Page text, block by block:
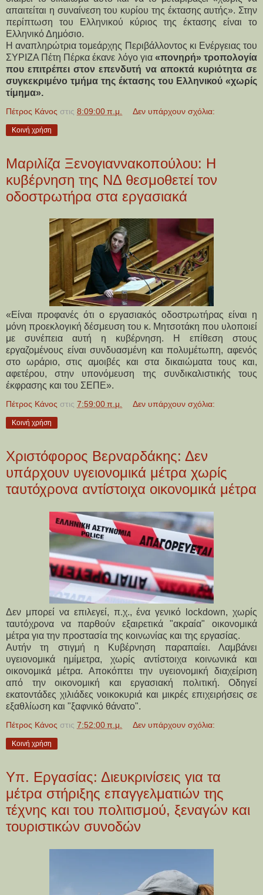
απαιτείται η συναίνεση του κυρίου της έκτασης αυτής». Στην
περίπτωση του Ελληνικού κύριος της έκτασης είναι το
Ελληνικό Δημόσιο.
Η αναπληρώτρια τομεάρχης Περιβάλλοντος κι Ενέργειας του
ΣΥΡΙΖΑ Πέτη Πέρκα έκανε λόγο για «πονηρή» τροπολογία
που επιτρέπει στον επενδυτή να αποκτά κυριότητα σε
συγκεκριμένο τμήμα της έκτασης του Ελληνικού «χωρίς
τίμημα».
Πέτρος Κάνος στις 8:09:00 π.μ. Δεν υπάρχουν σχόλια:
Κοινή χρήση
Μαριλίζα Ξενογιαννακοπούλου: Η
κυβέρνηση της ΝΔ θεσμοθετεί τον
οδοστρωτήρα στα εργασιακά
«Είναι προφανές ότι ο εργασιακός οδοστρωτήρας είναι η
μόνη προεκλογική δέσμευση του κ. Μητσοτάκη που υλοποιεί
με συνέπεια αυτή η κυβέρνηση. Η επίθεση στους
εργαζομένους είναι συνδυασμένη και πολυμέτωπη, αφενός
στο ωράριο, στις αμοιβές και στα δικαιώματα τους και,
αφετέρου, στην υπονόμευση της συνδικαλιστικής τους
έκφρασης και του ΣΕΠΕ».
Πέτρος Κάνος στις 7:59:00 π.μ. Δεν υπάρχουν σχόλια:
Κοινή χρήση
Χριστόφορος Βερναρδάκης: Δεν
υπάρχουν υγειονομικά μέτρα χωρίς
ταυτόχρονα αντίστοιχα οικονομικά μέτρα
Δεν μπορεί να επιλεγεί, π.χ., ένα γενικό lockdown, χωρίς
ταυτόχρονα να παρθούν εξαιρετικά "ακραία" οικονομικά
μέτρα για την προστασία της κοινωνίας και της εργασίας.
Αυτήν τη στιγμή η Κυβέρνηση παραπαίει. Λαμβάνει
υγειονομικά ημίμετρα, χωρίς αντίστοιχα κοινωνικά και
οικονομικά μέτρα. Αποκόπτει την υγειονομική διαχείριση
από την οικονομική και εργασιακή πολιτική. Οδηγεί
εκατοντάδες χιλιάδες νοικοκυριά και μικρές επιχειρήσεις σε
εξαθλίωση και "ξαφνικό θάνατο".
Πέτρος Κάνος στις 7:52:00 π.μ. Δεν υπάρχουν σχόλια:
Κοινή χρήση
Υπ. Εργασίας: Διευκρινίσεις για τα
μέτρα στήριξης επαγγελματιών της
τέχνης και του πολιτισμού, ξεναγών και
τουριστικών συνοδών